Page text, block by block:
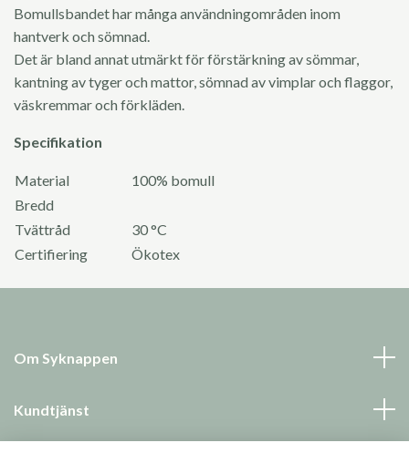
Bomullsbandet har många användningområden inom
hantverk och sömnad.
Det är bland annat utmärkt för förstärkning av sömmar,
kantning av tyger och mattor, sömnad av vimplar och flaggor,
väskremmar och förkläden.
Specifikation
Material
100% bomull
Bredd
Tvättråd
30 °C
Certifiering
Ökotex
Om Syknappen
Kundtjänst